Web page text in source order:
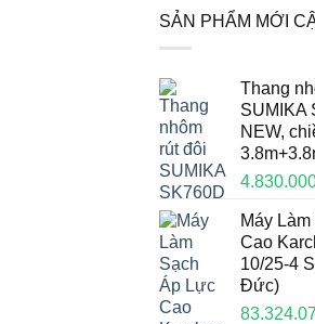
SẢN PHẨM MỚI
Thang
SUMIKA
NEW,
Máy
Cao
10/25-4
Đức)